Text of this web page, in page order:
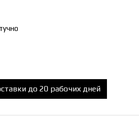
до 20 рабочих дней